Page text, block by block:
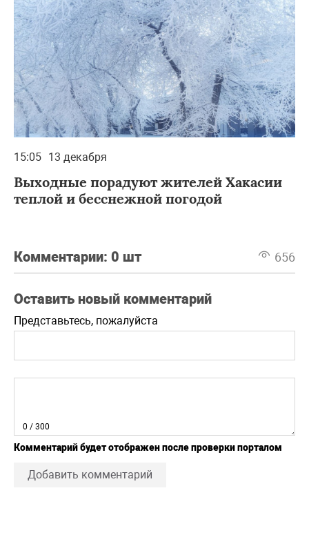
15:05 13 декабря
Выходные порадуют жителей Хакасии
теплой и бесснежной погодой
Комментарии: 0 шт 656
Оставить новый комментарий
Представьтесь, пожалуйста
0 / 300
Комментарий будет отображен после проверки порталом
Добавить комментарий